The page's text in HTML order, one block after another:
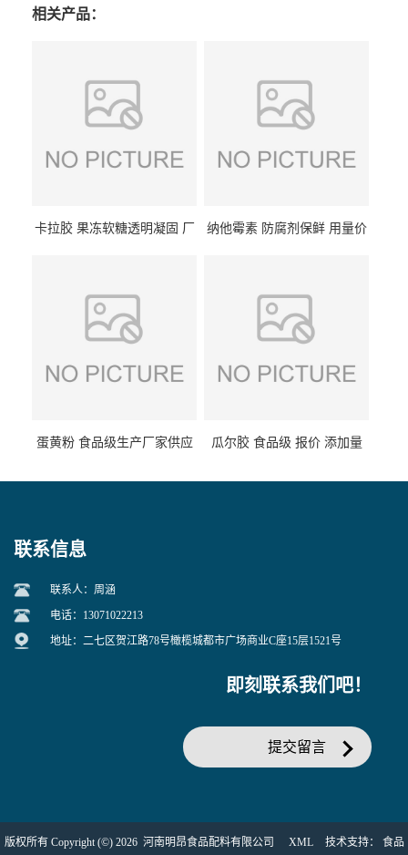
相关产品：
卡拉胶 果冻软糖透明凝固 厂
纳他霉素 防腐剂保鲜 用量价
蛋黄粉 食品级生产厂家供应 瓜尔胶 食品级 报价 添加量
联系信息
联系人：周涵
电话：13071022213
地址：二七区贺江路78号橄榄城都市广场商业C座15层1521号
即刻联系我们吧！
提交留言
版权所有 Copyright (©) 2026 河南明昂食品配料有限公司 XML 技术支持： 食品